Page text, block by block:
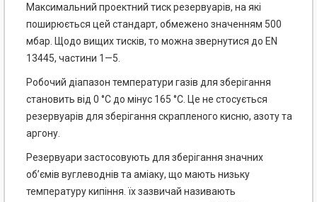
Максимальний проектний тиск резервуарів, на які
поширюється цей стандарт, обмежено значенням 500
мбар. Щодо вищих тисків, то можна звернутися до EN
13445, частини 1—5.
Робочий діапазон температури газів для зберігання
становить від 0 °С до мінус 165 °С. Це не стосується
резервуарів для зберігання скрапленого кисню, азоту та
аргону.
Резервуари застосовують для зберігання значних
об’ємів вуглеводнів та аміаку, що мають низьку
температуру кипіння. їх зазвичай називають